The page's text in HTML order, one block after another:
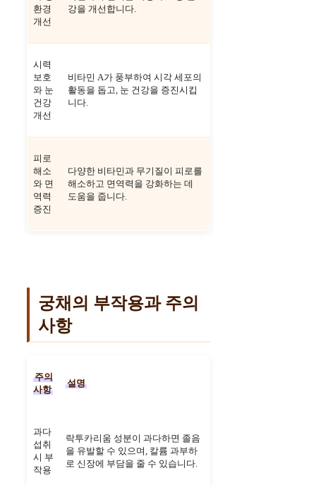
환경
개선
강을 개선합니다.
시력
보호
와 눈
건강
개선
비타민 A가 풍부하여 시각 세포의
활동을 돕고, 눈 건강을 증진시킵
니다.
피로
해소
와 면
역력
증진
다양한 비타민과 무기질이 피로를
해소하고 면역력을 강화하는 데
도움을 줍니다.
궁채의 부작용과 주의
사항
주의
사항
설명
과다
섭취
시 부
작용
락투카리움 성분이 과다하면 졸음
을 유발할 수 있으며, 칼륨 과부하
로 신장에 부담을 줄 수 있습니다.